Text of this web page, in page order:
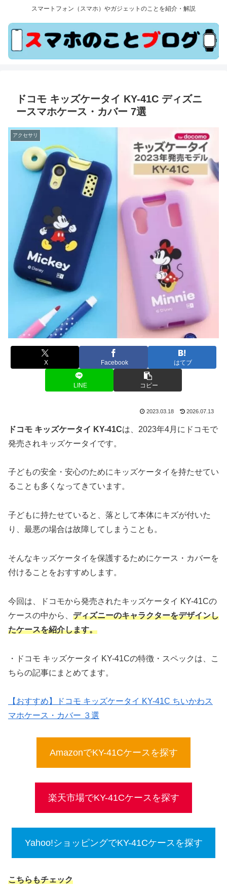
スマートフォン（スマホ）やガジェットのことを紹介・解説
ドコモ キッズケータイ KY-41C ディズニ
ースマホケース・カバー 7選
アクセサリ
X Facebook はてブ
LINE コピー
2023.03.18 2026.07.13
ドコモ キッズケータイ KY-41Cは、2023年4月にドコモで
発売されキッズケータイです。
子どもの安全・安心のためにキッズケータイを持たせてい
ることも多くなってきています。
子どもに持たせていると、落として本体にキズが付いた
り、最悪の場合は故障してしまうことも。
そんなキッズケータイを保護するためにケース・カバーを
付けることをおすすめします。
今回は、ドコモから発売されたキッズケータイ KY-41Cの
ケースの中から、 ディズニーのキャラクターをデザインし
たケースを紹介します。
・ドコモ キッズケータイ KY-41Cの特徴・スペックは、こ
ちらの記事にまとめてます。
【おすすめ】ドコモ キッズケータイ KY-41C ちいかわス
マホケース・カバー ３選
AmazonでKY-41Cケースを探す
楽天市場でKY-41Cケースを探す
Yahoo!ショッピングでKY-41Cケースを探す
こちらもチェック